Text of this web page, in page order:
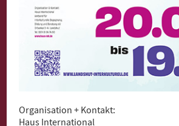
Organisation + Kontakt:
Haus International